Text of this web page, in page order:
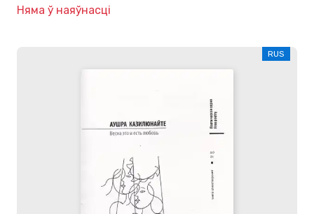
Няма ў наяўнасці
RUS